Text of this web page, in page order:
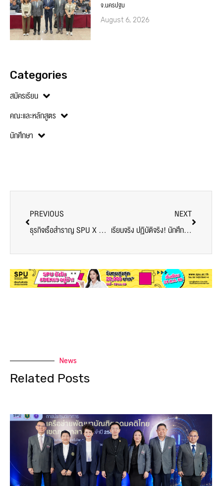
จ.นครปฐม
August 6, 2026
Categories
สมัครเรียน
คณะและหลักสูตร
นักศึกษา
PREVIOUS
ธุรกิจเรือสำราญ SPU X Café Amazon พานักศึกษาเปิดโลกธุรกิจไลฟ์สไตล์ เรียนรู้จากสนามจริง เสริมทักษะสู่อนาคตการบริการ
NEXT
เรียนจริง ปฏิบัติจริง! นักศึกษาธุรกิจการบิน SPU ลงสนามฝึกบริการบนเครื่องบินจำลอง เสริมศักยภาพสู่เส้นทางมืออาชีพในอนาคต
News
Related Posts